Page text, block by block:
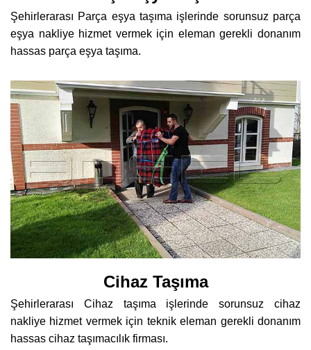
Şehirlerarası Parça eşya taşıma işlerinde sorunsuz parça
eşya nakliye hizmet vermek için eleman gerekli donanım
hassas parça eşya taşıma.
Cihaz Taşıma
Şehirlerarası Cihaz taşıma işlerinde sorunsuz cihaz
nakliye hizmet vermek için teknik eleman gerekli donanım
hassas cihaz taşımacılık firması.